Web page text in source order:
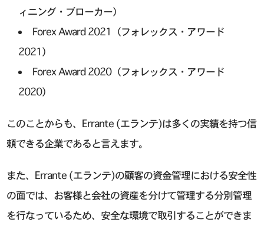
ィニング・ブローカー）
Forex Award 2021（フォレックス・アワード
2021）
Forex Award 2020（フォレックス・アワード
2020）
このことからも、Errante (エランテ)は多くの実績を持つ信
頼できる企業であると言えます。
また、Errante (エランテ)の顧客の資金管理における安全性
の面では、お客様と会社の資産を分けて管理する分別管理
を行なっているため、安全な環境で取引することができま